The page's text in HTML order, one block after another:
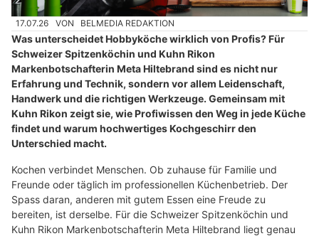
17.07.26 VON BELMEDIA REDAKTION
Was unterscheidet Hobbyköche wirklich von Profis? Für
Schweizer Spitzenköchin und Kuhn Rikon
Markenbotschafterin Meta Hiltebrand sind es nicht nur
Erfahrung und Technik, sondern vor allem Leidenschaft,
Handwerk und die richtigen Werkzeuge. Gemeinsam mit
Kuhn Rikon zeigt sie, wie Profiwissen den Weg in jede Küche
findet und warum hochwertiges Kochgeschirr den
Unterschied macht.
Kochen verbindet Menschen. Ob zuhause für Familie und
Freunde oder täglich im professionellen Küchenbetrieb. Der
Spass daran, anderen mit gutem Essen eine Freude zu
bereiten, ist derselbe. Für die Schweizer Spitzenköchin und
Kuhn Rikon Markenbotschafterin Meta Hiltebrand liegt genau